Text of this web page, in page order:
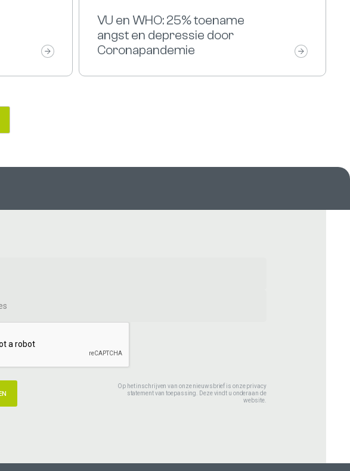
VU en WHO: 25% toename
angst en depressie door
Coronapandemie
Op het inschrijven van onze nieuwsbrief is onze privacy
statement van toepassing. Deze vindt u onderaan de
website.